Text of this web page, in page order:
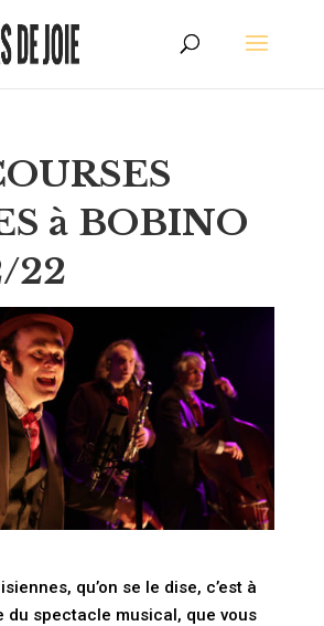
à BOBINO
22
qu’on se le dise, c’est à
du spectacle musical, que vous